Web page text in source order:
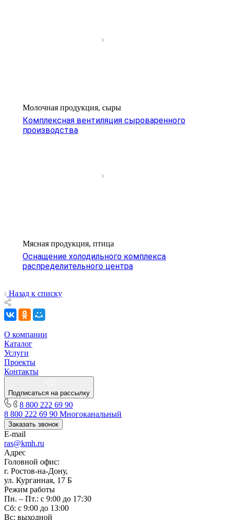
Молочная продукция, сыры
Комплексная вентиляция сыроваренного
производства
Мясная продукция, птица
Оснащение холодильного комплекса
распределительного центра
Назад к списку
О компании
Каталог
Услуги
Проекты
Контакты
Подписаться на рассылку
8 800 222 69 90
8 800 222 69 90 Многоканальный
Заказать звонок
E-mail
ras@kmh.ru
Адрес
Головной офис:
г. Ростов-на-Дону,
ул. Курганная, 17 Б
Режим работы
Пн. – Пт.: с 9:00 до 17:30
Сб: с 9:00 до 13:00
Вс: выходной